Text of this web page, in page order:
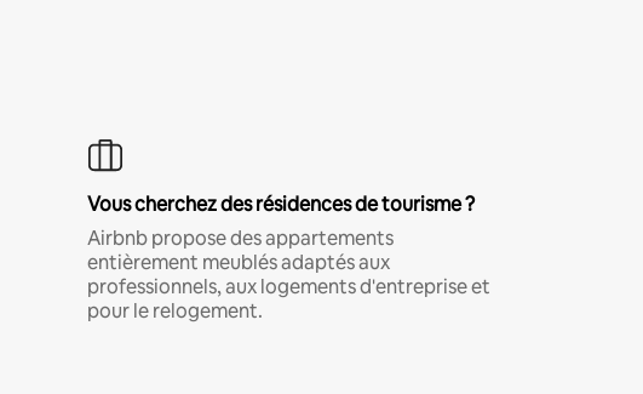
Vous cherchez des résidences de tourisme ?
Airbnb propose des appartements
entièrement meublés adaptés aux
professionnels, aux logements d'entreprise et
pour le relogement.